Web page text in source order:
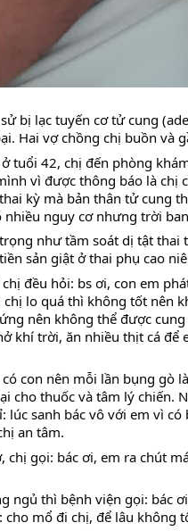
bị lạc tuyến cơ tử cung
Hai vợ chồng chị buồn và
tuổi 42, chị đến phòng
vì được thông báo là chị
kỳ mà bản thân tử cung
nhiều nguy cơ nhưng trời
như tầm soát dị tật thai
sản giật ở thai phụ cao
đều hỏi: bs ơi, con em
lo quá thì không tốt nên
nên không thể được
khí trời, ăn nhiều thịt cá để
con nên mỗi lần bụng gò
cho thuốc và tâm lý chiến.
lúc sanh bác vô với em vì
an tâm.
chị gọi: bác ơi, em ra chút
ngủ thì bệnh viện gọi: bác
cho mổ đi chị, để lâu không